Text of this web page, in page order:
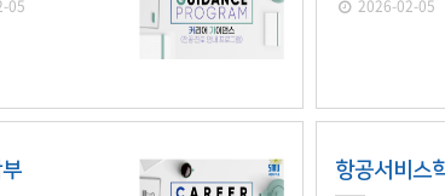
05 2026-02-05
항공서비스